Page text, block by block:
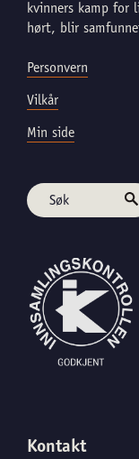
kvinners kamp for
hørt, blir
Personvern
Vilkår
Min side
Kontakt